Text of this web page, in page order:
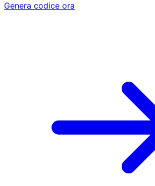
Genera codice ora